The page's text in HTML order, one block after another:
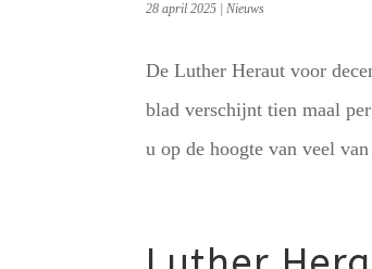
28 april 2025 |Nieuws
De Luther Heraut voor
blad verschijnt tien maal
u op de hoogte van veel